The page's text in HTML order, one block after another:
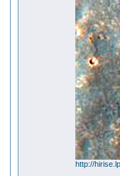
http://